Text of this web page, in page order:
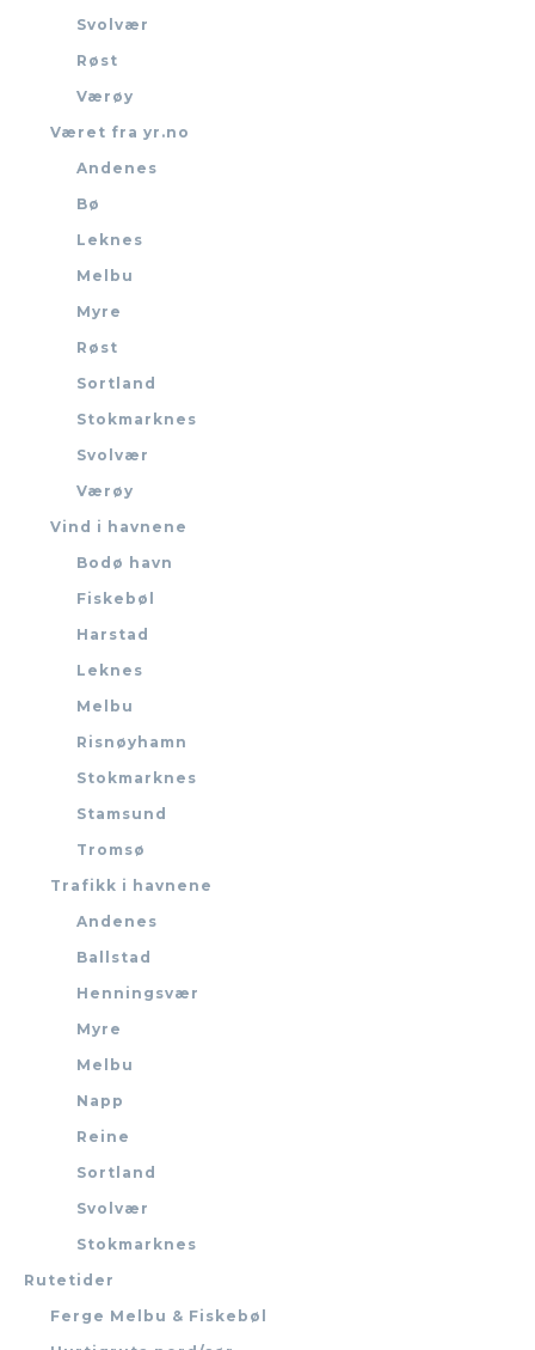
Svolvær
Røst
Værøy
Været fra yr.no
Andenes
Bø
Leknes
Melbu
Myre
Røst
Sortland
Stokmarknes
Svolvær
Værøy
Vind i havnene
Bodø havn
Fiskebøl
Harstad
Leknes
Melbu
Risnøyhamn
Stokmarknes
Stamsund
Tromsø
Trafikk i havnene
Andenes
Ballstad
Henningsvær
Myre
Melbu
Napp
Reine
Sortland
Svolvær
Stokmarknes
Rutetider
Ferge Melbu & Fiskebøl